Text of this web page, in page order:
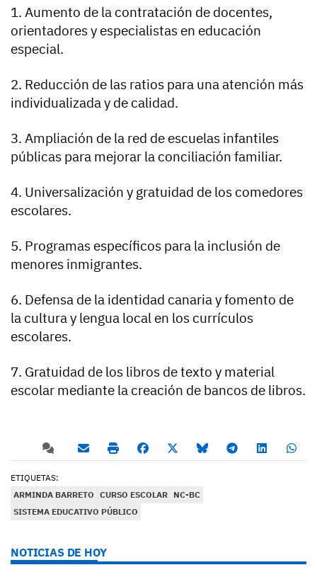
1. Aumento de la contratación de docentes,
orientadores y especialistas en educación
especial.
2. Reducción de las ratios para una atención más
individualizada y de calidad.
3. Ampliación de la red de escuelas infantiles
públicas para mejorar la conciliación familiar.
4. Universalización y gratuidad de los comedores
escolares.
5. Programas específicos para la inclusión de
menores inmigrantes.
6. Defensa de la identidad canaria y fomento de
la cultura y lengua local en los currículos
escolares.
7. Gratuidad de los libros de texto y material
escolar mediante la creación de bancos de libros.
ETIQUETAS:
ARMINDA BARRETO CURSO ESCOLAR NC-BC
SISTEMA EDUCATIVO PÚBLICO
NOTICIAS DE HOY